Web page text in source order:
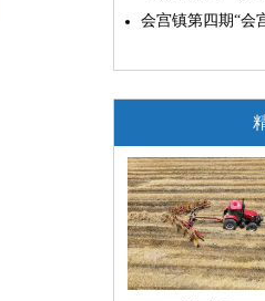
会宫镇第四期“会